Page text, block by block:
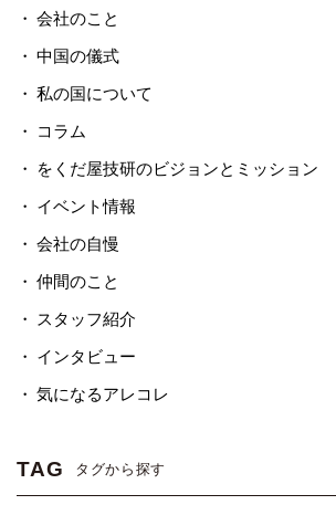
会社のこと
中国の儀式
私の国について
コラム
をくだ屋技研のビジョンとミッション
イベント情報
会社の自慢
仲間のこと
スタッフ紹介
インタビュー
気になるアレコレ
TAG タグから探す